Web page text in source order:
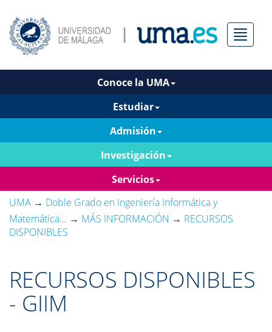
Menú
Conoce la UMA
Estudiar
Admisión
Investigación
Servicios
UMA → Doble Grado en Ingeniería Informática y
Matemática... → MÁS INFORMACIÓN → RECURSOS
DISPONIBLES
RECURSOS DISPONIBLES
- GIIM